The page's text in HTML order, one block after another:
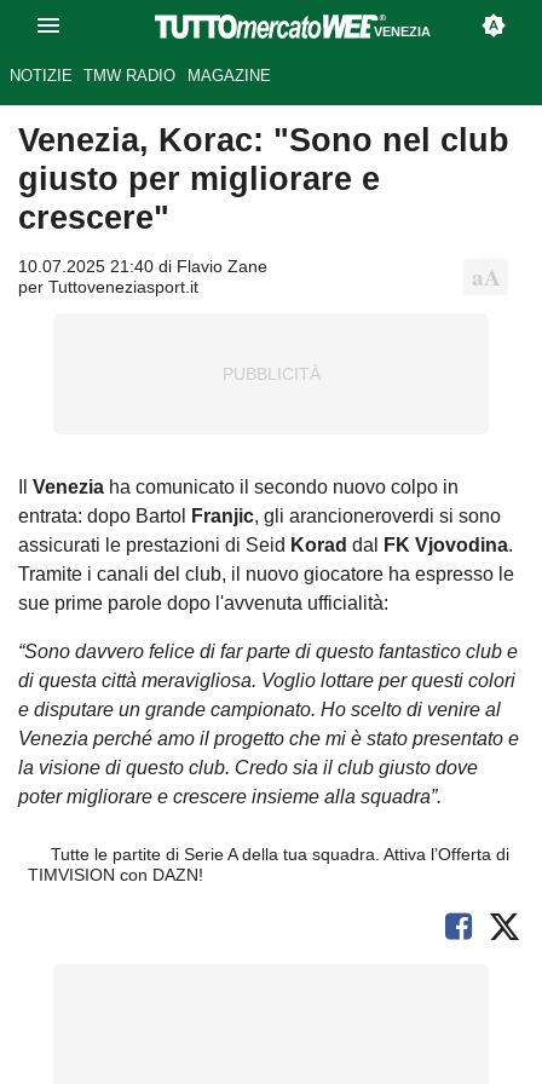
VENEZIA
NOTIZIE TMW RADIO MAGAZINE
Venezia, Korac: "Sono nel club
giusto per migliorare e
crescere"
10.07.2025 21:40 di Flavio Zane
per Tuttoveneziasport.it
Venezia ha comunicato il secondo nuovo colpo in
entrata: dopo Bartol
Franjic, gli arancioneroverdi si sono
assicurati le prestazioni di Seid Korad dal FK Vjovodina.
Tramite i canali del club, il nuovo giocatore ha espresso le
sue prime parole dopo l'avvenuta ufficialità:
“Sono davvero felice di far parte di questo fantastico club e
di questa città meravigliosa. Voglio lottare per questi colori
e disputare un grande campionato. Ho scelto di venire al
Venezia perché amo il progetto che mi è stato presentato e
la visione di questo club. Credo sia il club giusto dove
poter migliorare e crescere insieme alla squadra”.
Tutte le partite di Serie A della tua squadra. Attiva l’Offerta di
TIMVISION con DAZN!